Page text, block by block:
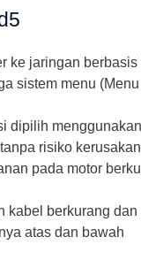
ke jaringan
sistem menu
dipilih
risiko
pada motor
kabel berkurang
atas dan bawah